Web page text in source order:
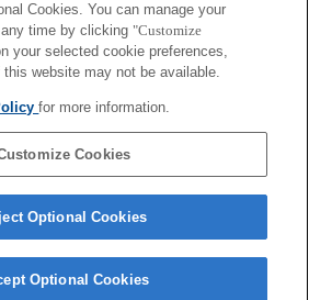
Cookies. You can manage your
time by clicking "Customize
your selected cookie preferences,
website may not be available.
for more information.
Cookies
Optional Cookies
Optional Cookies